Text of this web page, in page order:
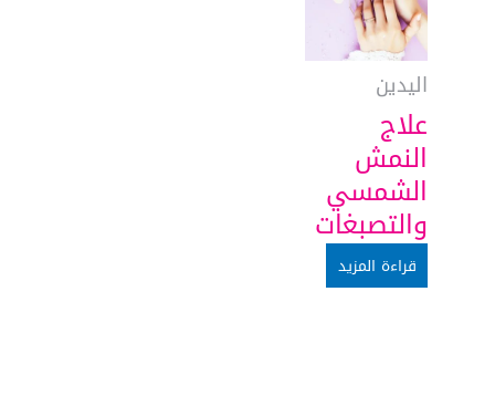
اليدين
علاج
النمش
الشمسي
والتصبغات
قراءة المزيد